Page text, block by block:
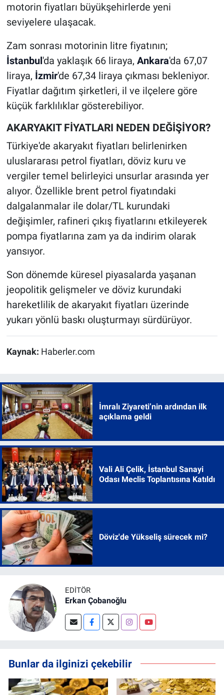
motorin fiyatları büyükşehirlerde yeni
seviyelere ulaşacak.
Zam sonrası motorinin litre fiyatının;
İstanbul'da yaklaşık 66 liraya, Ankara'da 67,07
liraya, İzmir'de 67,34 liraya çıkması bekleniyor.
Fiyatlar dağıtım şirketleri, il ve ilçelere göre
küçük farklılıklar gösterebiliyor.
AKARYAKIT FİYATLARI NEDEN DEĞİŞİYOR?
Türkiye'de akaryakıt fiyatları belirlenirken
uluslararası petrol fiyatları, döviz kuru ve
vergiler temel belirleyici unsurlar arasında yer
alıyor. Özellikle brent petrol fiyatındaki
dalgalanmalar ile dolar/TL kurundaki
değişimler, rafineri çıkış fiyatlarını etkileyerek
pompa fiyatlarına zam ya da indirim olarak
yansıyor.
Son dönemde küresel piyasalarda yaşanan
jeopolitik gelişmeler ve döviz kurundaki
hareketlilik de akaryakıt fiyatları üzerinde
yukarı yönlü baskı oluşturmayı sürdürüyor.
Kaynak: Haberler.com
İmralı Ziyareti’nin ardından ilk
açıklama geldi
Vali Ali Çelik, İstanbul Sanayi
Odası Meclis Toplantısına Katıldı
Döviz'de Yükseliş sürecek mi?
EDITÖR
Erkan Çobanoğlu
Bunlar da ilginizi çekebilir